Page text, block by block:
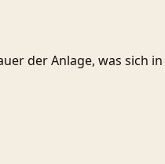
der Anlage, was sich